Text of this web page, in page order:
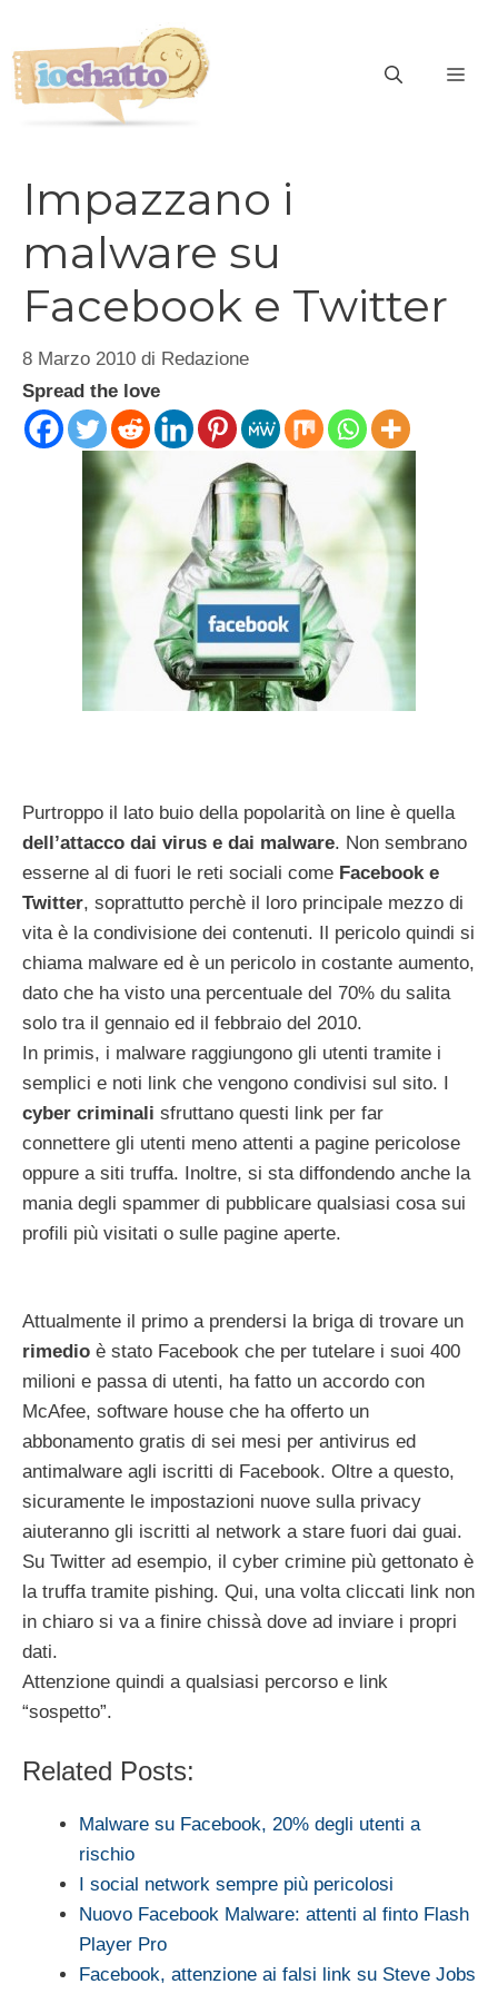
contenuto
Impazzano i
malware su
Facebook e Twitter
8 Marzo 2010 di Redazione
Spread the love
Purtroppo il lato buio della popolarità on line è quella
dell’attacco dai virus e dai malware. Non sembrano
esserne al di fuori le reti sociali come Facebook e
Twitter, soprattutto perchè il loro principale mezzo di
vita è la condivisione dei contenuti. Il pericolo quindi si
chiama malware ed è un pericolo in costante aumento,
dato che ha visto una percentuale del 70% du salita
solo tra il gennaio ed il febbraio del 2010.
In primis, i malware raggiungono gli utenti tramite i
semplici e noti link che vengono condivisi sul sito. I
cyber criminali sfruttano questi link per far
connettere gli utenti meno attenti a pagine pericolose
oppure a siti truffa. Inoltre, si sta diffondendo anche la
mania degli spammer di pubblicare qualsiasi cosa sui
profili più visitati o sulle pagine aperte.
Attualmente il primo a prendersi la briga di trovare un
rimedio è stato Facebook che per tutelare i suoi 400
milioni e passa di utenti, ha fatto un accordo con
McAfee, software house che ha offerto un
abbonamento gratis di sei mesi per antivirus ed
antimalware agli iscritti di Facebook. Oltre a questo,
sicuramente le impostazioni nuove sulla privacy
aiuteranno gli iscritti al network a stare fuori dai guai.
Su Twitter ad esempio, il cyber crimine più gettonato è
la truffa tramite pishing. Qui, una volta cliccati link non
in chiaro si va a finire chissà dove ad inviare i propri
dati.
Attenzione quindi a qualsiasi percorso e link
“sospetto”.
Related Posts:
Malware su Facebook, 20% degli utenti a
rischio
I social network sempre più pericolosi
Nuovo Facebook Malware: attenti al finto Flash
Player Pro
Facebook, attenzione ai falsi link su Steve Jobs